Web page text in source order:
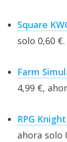
Square
solo 0,60 €.
Farm
4,99 €,
RPG
ahora solo